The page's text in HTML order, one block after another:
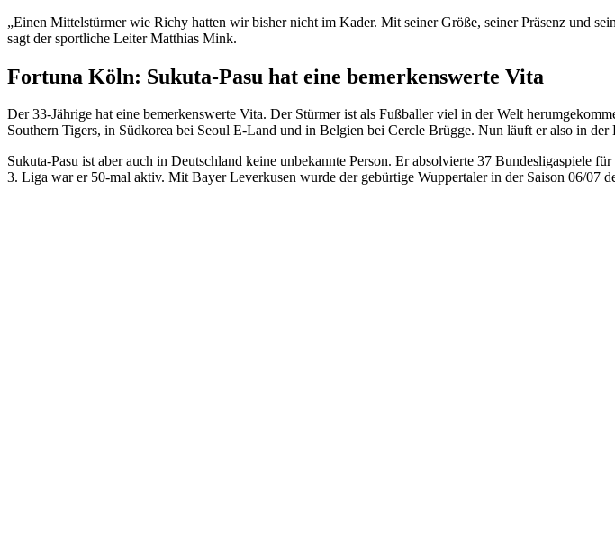
„Einen Mittelstürmer wie Richy hatten wir bisher nicht im Kader. Mit seiner Größe, seiner Präsenz und
sagt der sportliche Leiter Matthias Mink.
Fortuna Köln: Sukuta-Pasu hat eine bemerkenswerte Vita
Der 33-Jährige hat eine bemerkenswerte Vita. Der Stürmer ist als Fußballer viel in der Welt
Southern Tigers, in Südkorea bei Seoul E-Land und in Belgien bei Cercle Brügge. Nun läuft er also in der
Sukuta-Pasu ist aber auch in Deutschland keine unbekannte Person. Er absolvierte 37 Bundesligaspiele
3. Liga war er 50-mal aktiv. Mit Bayer Leverkusen wurde der gebürtige Wuppertaler in der Saison 06/07